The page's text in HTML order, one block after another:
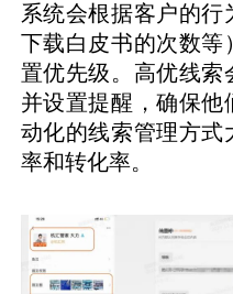
系统会根据客户的行
下载白皮书的次数等
置优先级。高优线索
并设置提醒，确保他
动化的线索管理方式
率和转化率。